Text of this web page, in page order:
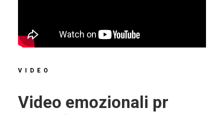
VIDEO
Video emozionali pr